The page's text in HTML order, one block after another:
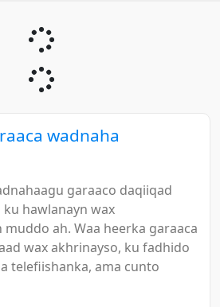
wadnaha
garaaco daqiiqad
hawlanayn wax
ah. Waa heerka garaaca
wax akhrinayso, ku fadhido
telefiishanka, ama cunto